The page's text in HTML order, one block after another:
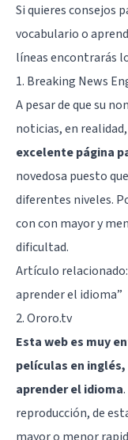
Si quieres consejos
vocabulario o
líneas encontrarás
1. Breaking News
A pesar de que su
noticias, en realidad,
excelente página
novedosa puesto
diferentes niveles.
con con mayor y
dificultad.
Artículo relacionado:
aprender el idioma”
2. Ororo.tv
Esta web es muy
películas en
aprender el idioma
reproducción, de